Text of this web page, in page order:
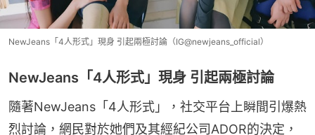
NewJeans「4人形式」現身 引起兩極討論（IG@newjeans_official）
NewJeans「4人形式」現身 引起兩極討論
隨著NewJeans「4人形式」，社交平台上瞬間引爆熱
烈討論，網民對於她們及其經紀公司ADOR的決定，